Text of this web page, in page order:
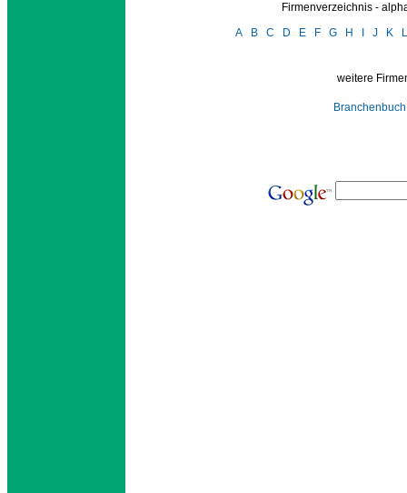
Firmenverzeichnis -
A
B C D E F G H J K L
weitere